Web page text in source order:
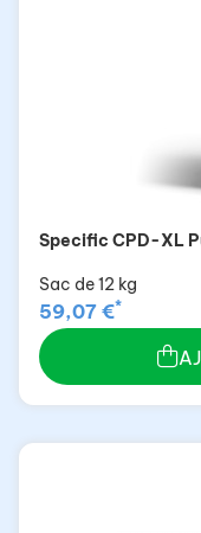
Specific CPD-XL
Sac de 12 kg
59,07 €*